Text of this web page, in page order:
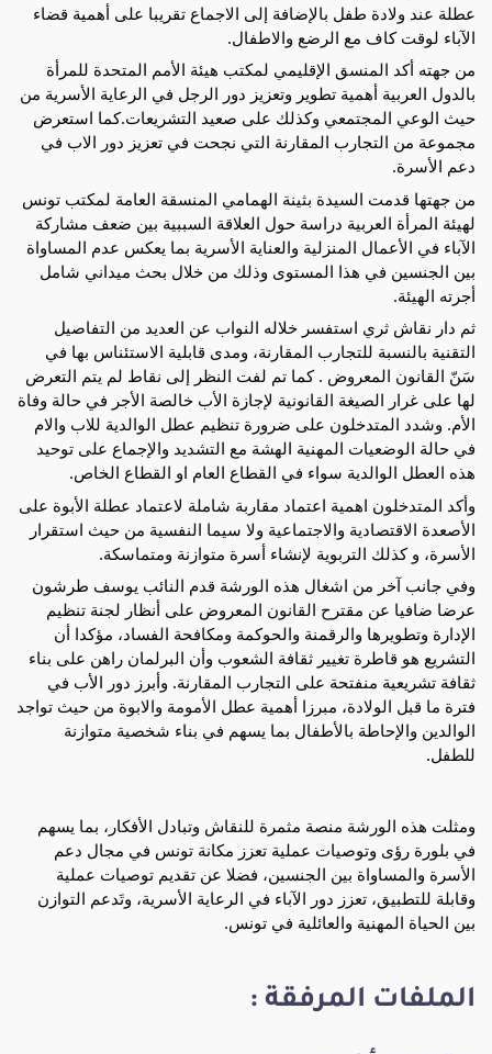
عطلة عند ولادة طفل بالإضافة إلى الاجماع تقريبا على أهمية قضاء
الآباء لوقت كاف مع الرضع والاطفال.
من جهته أكد المنسق الإقليمي لمكتب هيئة الأمم المتحدة للمرأة
بالدول العربية أهمية تطوير وتعزيز دور الرجل في الرعاية الأسرية من
حيث الوعي المجتمعي وكذلك على صعيد التشريعات.كما استعرض
مجموعة من التجارب المقارنة التي نجحت في تعزيز دور الاب في
دعم الأسرة.
من جهتها قدمت السيدة بثينة الهمامي المنسقة العامة لمكتب تونس
لهيئة المرأة العربية دراسة حول العلاقة السببية بين ضعف مشاركة
الآباء في الأعمال المنزلية والعناية الأسرية بما يعكس عدم المساواة
بين الجنسين في هذا المستوى وذلك من خلال بحث ميداني شامل
أجرته الهيئة.
ثم دار نقاش ثري استفسر خلاله النواب عن العديد من التفاصيل
التقنية بالنسبة للتجارب المقارنة، ومدى قابلية الاستئناس بها في
سَنّ القانون المعروض . كما تم لفت النظر إلى نقاط لم يتم التعرض
لها على غرار الصيغة القانونية لإجازة الأب خالصة الأجر في حالة وفاة
الأم. وشدد المتدخلون على ضرورة تنظيم عطل الوالدية للاب والام
في حالة الوضعيات المهنية الهشة مع التشديد والإجماع على توحيد
هذه العطل الوالدية سواء في القطاع العام او القطاع الخاص.
وأكد المتدخلون اهمية اعتماد مقاربة شاملة لاعتماد عطلة الأبوة على
الأصعدة الاقتصادية والاجتماعية ولا سيما النفسية من حيث استقرار
الأسرة، و كذلك التربوية لإنشاء أسرة متوازنة ومتماسكة.
وفي جانب آخر من اشغال هذه الورشة قدم النائب يوسف طرشون
عرضا ضافيا عن مقترح القانون المعروض على أنظار لجنة تنظيم
الإدارة وتطويرها والرقمنة والحوكمة ومكافحة الفساد، مؤكدا أن
التشريع هو قاطرة تغيير ثقافة الشعوب وأن البرلمان راهن على بناء
ثقافة تشريعية منفتحة على التجارب المقارنة. وأبرز دور الأب في
فترة ما قبل الولادة، مبرزا أهمية عطل الأمومة والابوة من حيث تواجد
الوالدين والإحاطة بالأطفال بما يسهم في بناء شخصية متوازنة
للطفل.
ومثلت هذه الورشة منصة مثمرة للنقاش وتبادل الأفكار، بما يسهم
في بلورة رؤى وتوصيات عملية تعزز مكانة تونس في مجال دعم
الأسرة والمساواة بين الجنسين، فضلا عن تقديم توصيات عملية
وقابلة للتطبيق، تعزز دور الآباء في الرعاية الأسرية، وتَدعم التوازن
بين الحياة المهنية والعائلية في تونس.
الملفات المرفقة :